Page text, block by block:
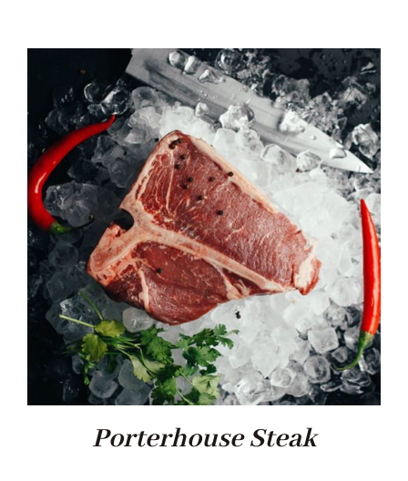
NOTICIES
CONTACTE
Porterhouse Steak